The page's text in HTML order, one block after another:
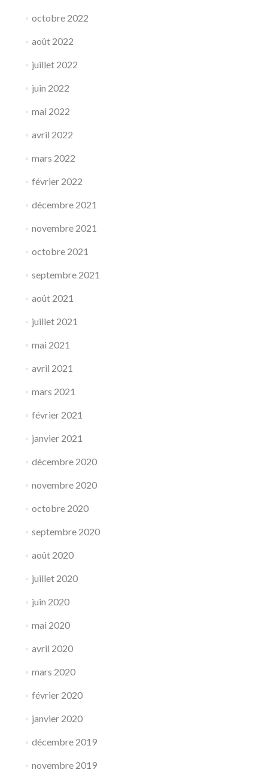
octobre 2022
août 2022
juillet 2022
juin 2022
mai 2022
avril 2022
mars 2022
février 2022
décembre 2021
novembre 2021
octobre 2021
septembre 2021
août 2021
juillet 2021
mai 2021
avril 2021
mars 2021
février 2021
janvier 2021
décembre 2020
novembre 2020
octobre 2020
septembre 2020
août 2020
juillet 2020
juin 2020
mai 2020
avril 2020
mars 2020
février 2020
janvier 2020
décembre 2019
novembre 2019